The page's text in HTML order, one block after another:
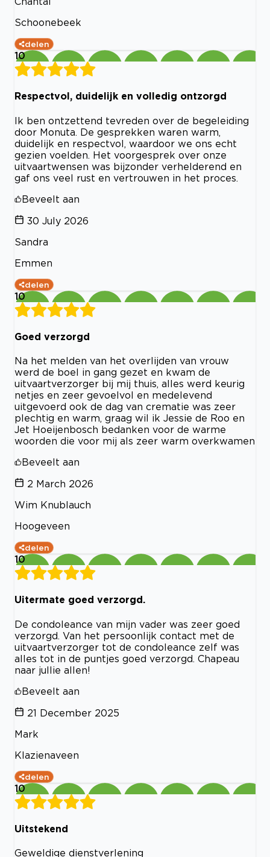
Schoonebeek
delen
10
Respectvol, duidelijk en volledig ontzorgd
Ik ben ontzettend tevreden over de begeleiding
door Monuta. De gesprekken waren warm,
duidelijk en respectvol, waardoor we ons echt
gezien voelden. Het voorgesprek over onze
uitvaartwensen was bijzonder verhelderend en
gaf ons veel rust en vertrouwen in het proces.
Beveelt aan
30 July 2026
Sandra
Emmen
delen
10
Goed verzorgd
Na het melden van het overlijden van vrouw
werd de boel in gang gezet en kwam de
uitvaartverzorger bij mij thuis, alles werd keurig
netjes en zeer gevoelvol en medelevend
uitgevoerd ook de dag van crematie was zeer
plechtig en warm, graag wil ik Jessie de Roo en
Jet Hoeijenbosch bedanken voor de warme
woorden die voor mij als zeer warm overkwamen
Beveelt aan
2 March 2026
Wim Knublauch
Hoogeveen
delen
10
Uitermate goed verzorgd.
De condoleance van mijn vader was zeer goed
verzorgd. Van het persoonlijk contact met de
uitvaartverzorger tot de condoleance zelf was
alles tot in de puntjes goed verzorgd. Chapeau
naar jullie allen!
Beveelt aan
21 December 2025
Mark
Klazienaveen
delen
10
Uitstekend
Geweldige dienstverlening